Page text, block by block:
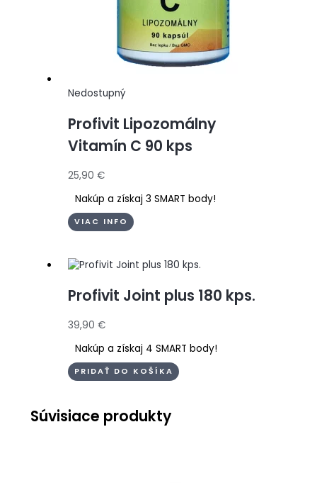
Nedostupný
Profivit Lipozomálny
Vitamín C 90 kps
25,90€
Nakúp a získaj 3 SMART body!
VIAC INFO
Profivit Joint plus 180 kps.
39,90€
Nakúp a získaj 4 SMART body!
PRIDAŤ DO KOŠÍKA
Súvisiace produkty